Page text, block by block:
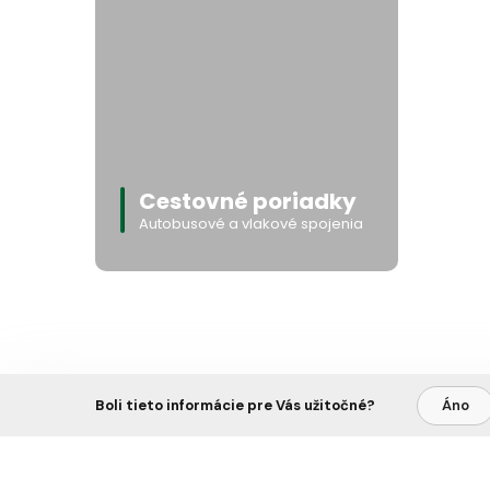
Cestovné poriadky
Autobusové a vlakové spojenia
Boli tieto informácie pre Vás užitočné? Áno